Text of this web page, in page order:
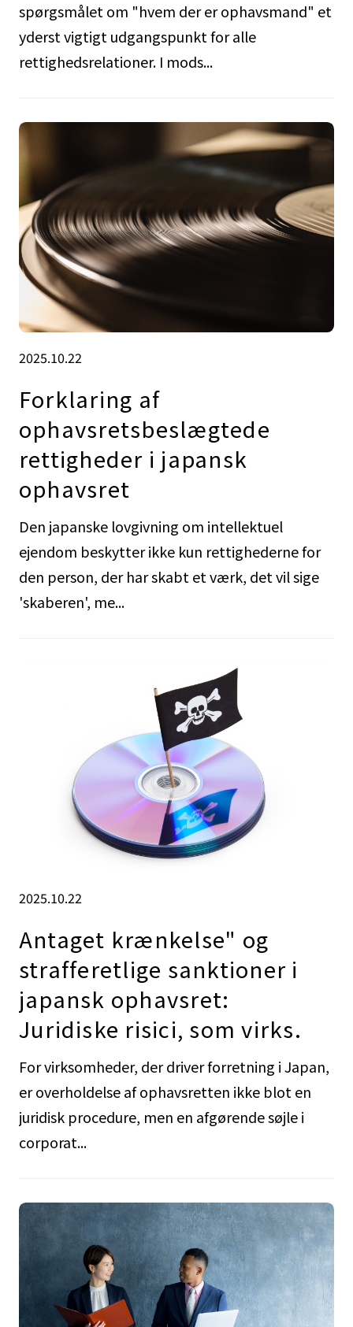
spørgsmålet om "hvem der er ophavsmand" et
yderst vigtigt udgangspunkt for alle
rettighedsrelationer. I mods...
2025.10.22
Forklaring af
ophavsretsbeslægtede
rettigheder i japansk
ophavsret
Den japanske lovgivning om intellektuel
ejendom beskytter ikke kun rettighederne for
den person, der har skabt et værk, det vil sige
'skaberen', me...
2025.10.22
Antaget krænkelse" og
strafferetlige sanktioner i
japansk ophavsret:
Juridiske risici, som virks.
For virksomheder, der driver forretning i Japan,
er overholdelse af ophavsretten ikke blot en
juridisk procedure, men en afgørende søjle i
corporat...